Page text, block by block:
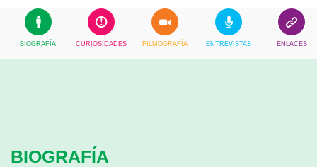
BIOGRAFÍA CURIOSIDADES FILMOGRAFÍA ENTREVISTAS ENLACES
BIOGRAFÍA